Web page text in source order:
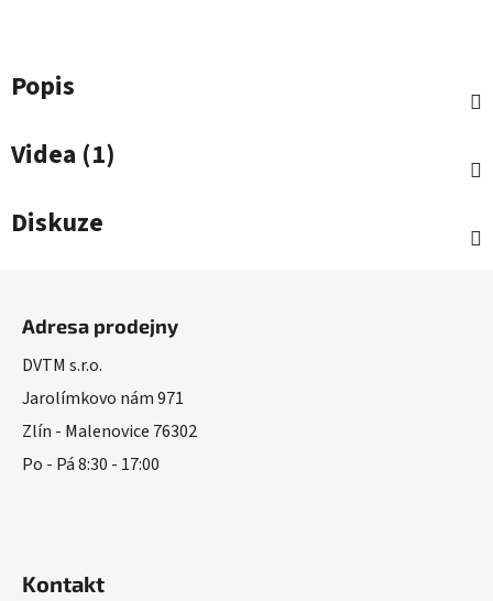
Popis
Videa (1)
Diskuze
Adresa prodejny
DVTM s.r.o.
Jarolímkovo nám 971
Zlín - Malenovice 76302
Po - Pá 8:30 - 17:00
Kontakt